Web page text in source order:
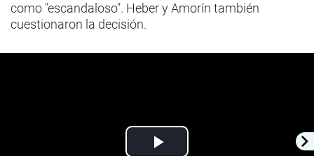
como "escandaloso". Heber y Amorín también
cuestionaron la decisión.